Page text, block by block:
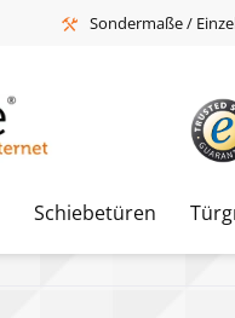
Sondermaße /
Schiebetüren